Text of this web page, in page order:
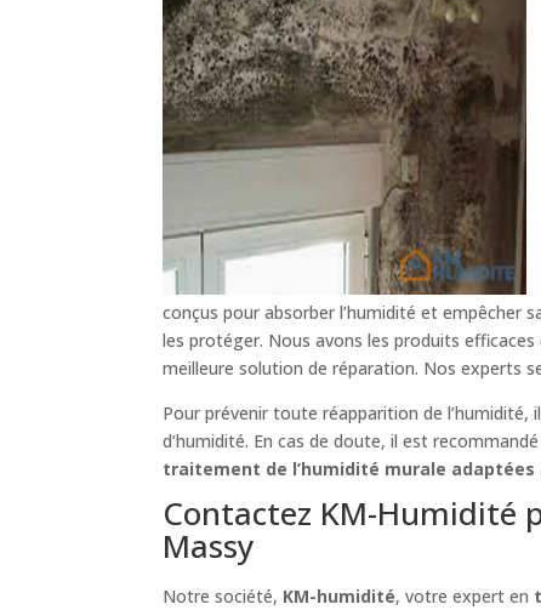
conçus pour absorber l’humidité et empêcher
les protéger. Nous avons les produits
meilleure solution de réparation. Nos experts
Pour prévenir toute réapparition de
d’humidité. En cas de doute, il est
traitement de l’humidité murale
Contactez KM-
Massy
Notre société, KM-humidité, votre expert en